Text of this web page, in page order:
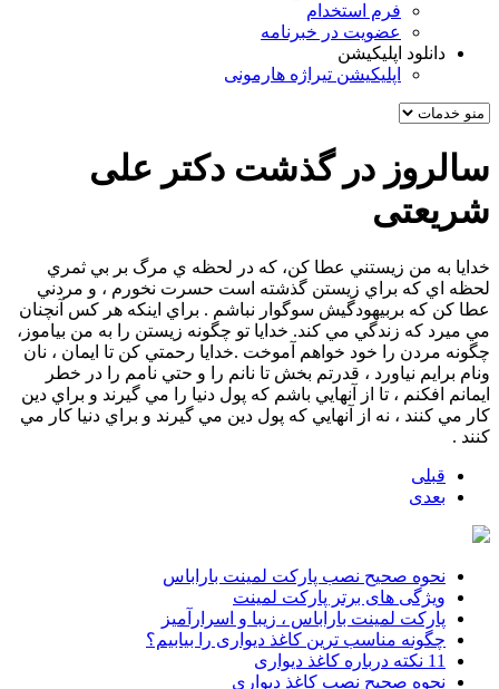
فرم استخدام
عضویت در خبرنامه
دانلود اپلیکیشن
اپلیکیشن تیراژه هارمونی
سالروز در گذشت دکتر علی
شریعتی
خدايا به من زيستني عطا کن، که در لحظه ي مرگ بر بي ثمري
لحظه اي که براي زيستن گذشته است حسرت نخورم ، و مردني
عطا کن که بربيهودگيش سوگوار نباشم . براي اينکه هر کس آنچنان
مي ميرد که زندگي مي کند. خدايا تو چگونه زيستن را به من بياموز،
چگونه مردن را خود خواهم آموخت .خدايا رحمتي کن تا ايمان ، نان
ونام برايم نياورد ، قدرتم بخش تا نانم را و حتي نامم را در خطر
ايمانم افکنم ، تا از آنهايي باشم که پول دنيا را مي گيرند و براي دين
کار مي کنند ، نه از آنهايي که پول دين مي گيرند و براي دنيا کار مي
کنند .
قبلی
بعدی
نحوه صحیح نصب پارکت لمینت باراباس
ویژگی های برتر پارکت لمینت
پارکت لمینت باراباس ، زیبا و اسرارآمیز
چگونه مناسب ترین کاغذ دیواری را بیابیم؟
11 نکته درباره کاغذ دیواری
نحوه صحیح نصب کاغذ دیواری